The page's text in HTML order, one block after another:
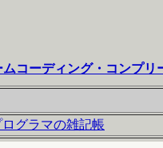
ムコーディング・コンプリ
ログラマの雑記帳